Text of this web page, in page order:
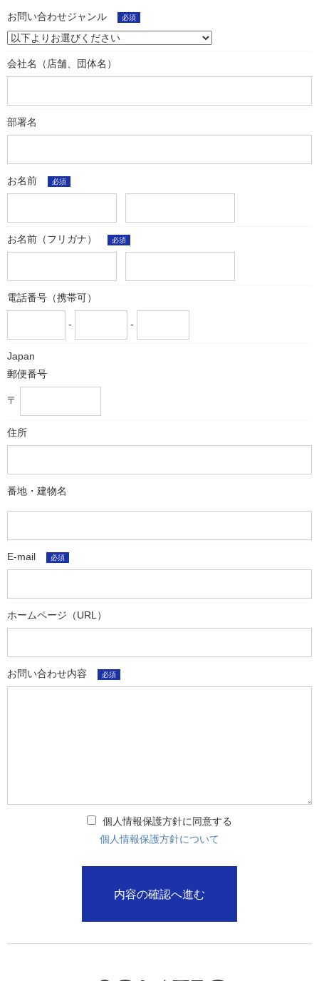
お問い合わせジャンル 必須
会社名（店舗、団体名）
部署名
お名前 必須
お名前（フリガナ） 必須
電話番号（携帯可）
- -
Japan
郵便番号
〒
住所
番地・建物名
E-mail 必須
ホームページ（URL）
お問い合わせ内容 必須
個人情報保護方針に同意する
個人情報保護方針について